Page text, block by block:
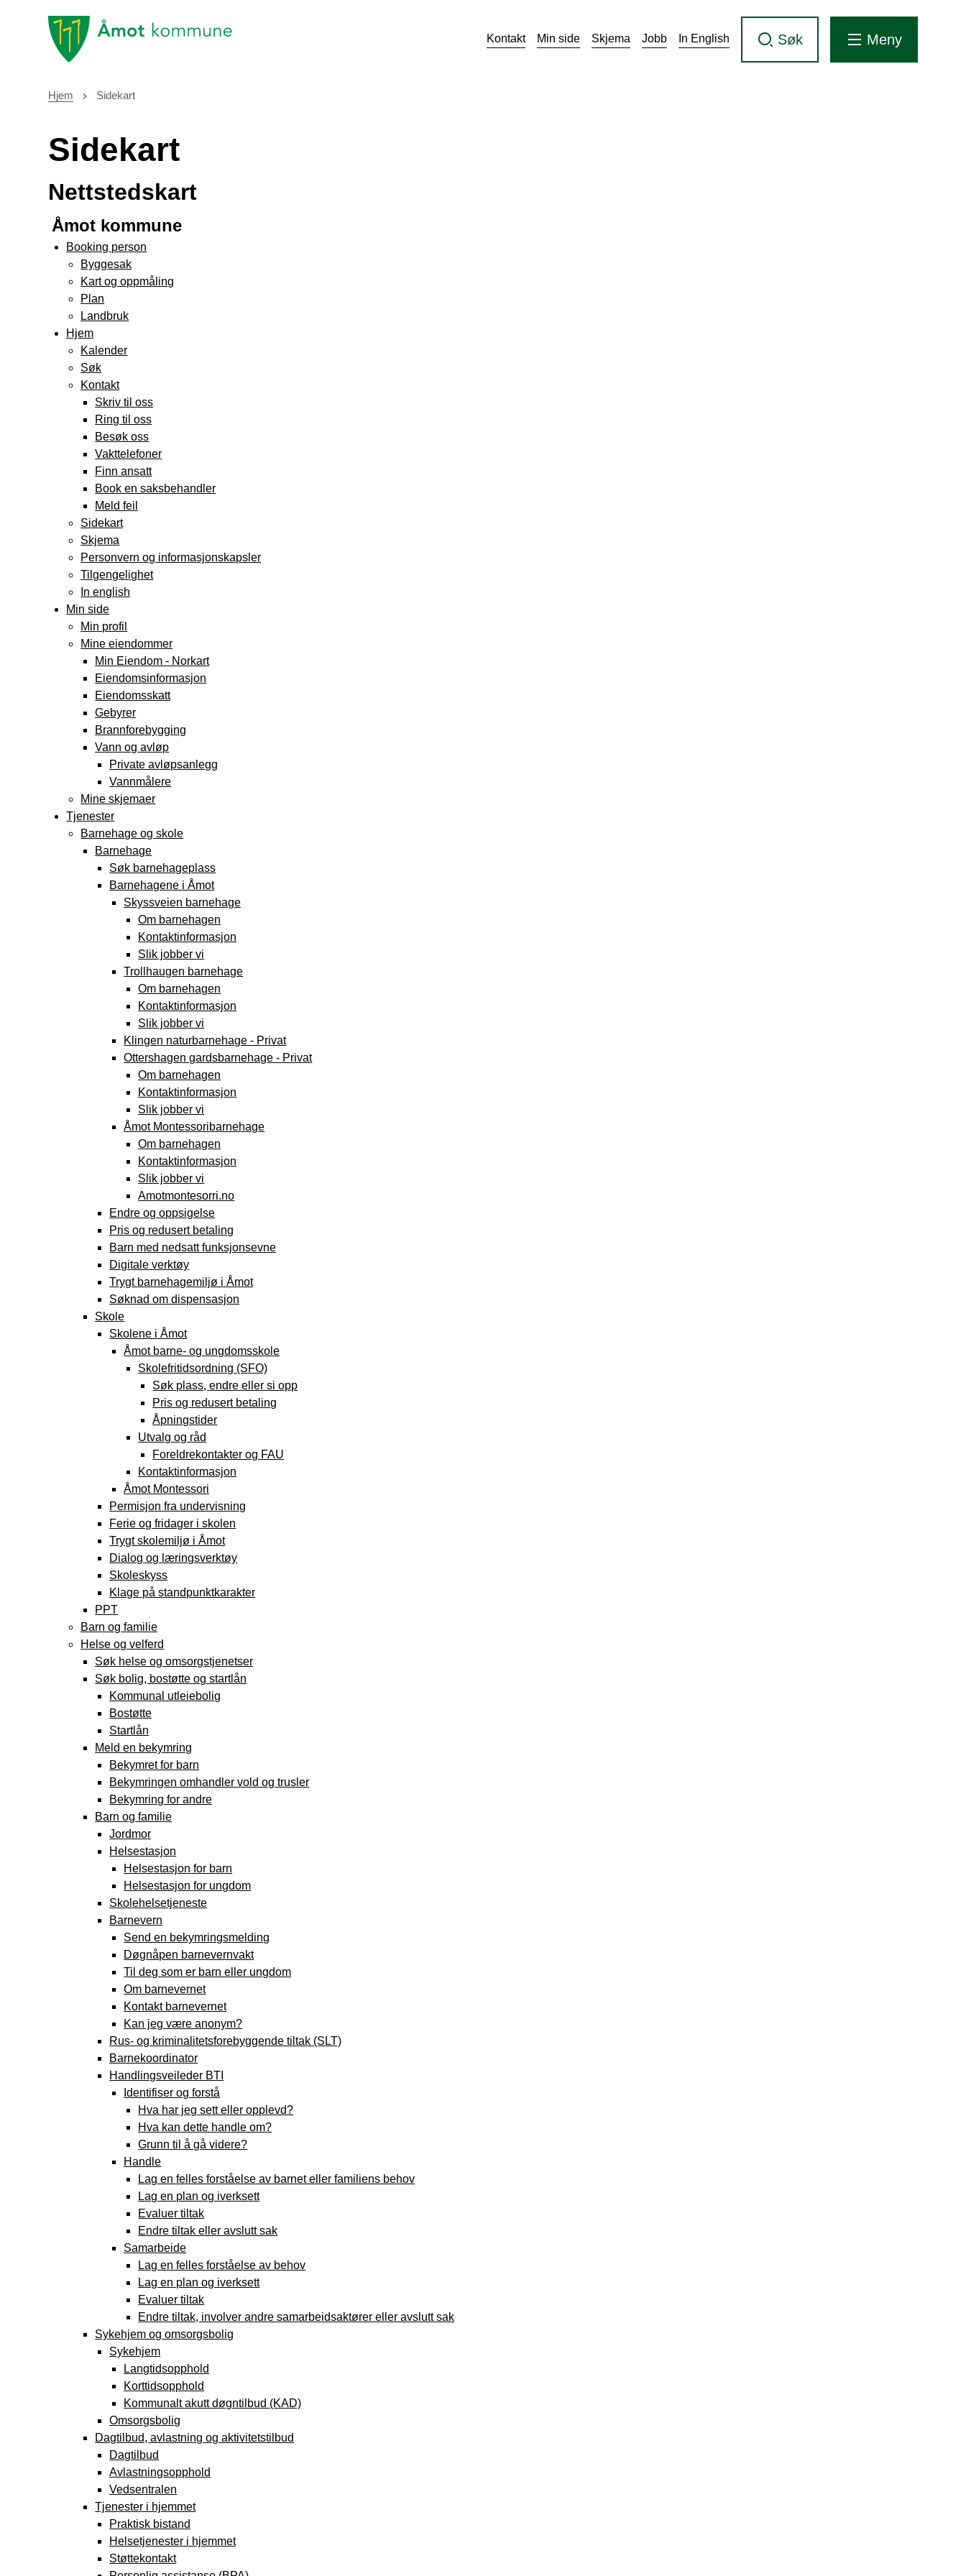
Åmot kommune
Kontakt
Min side Skjema Jobb In English Søk Meny
Du er her:
Hjem Sidekart
Sidekart
Nettstedskart
Åmot kommune
Booking person
Byggesak
Kart og oppmåling
Plan
Landbruk
Hjem
Kalender
Søk
Kontakt
Skriv til oss
Ring til oss
Besøk oss
Vakttelefoner
Finn ansatt
Book en saksbehandler
Meld feil
Sidekart
Skjema
Personvern og informasjonskapsler
Tilgengelighet
In english
Min side
Min profil
Mine eiendommer
Min Eiendom - Norkart
Eiendomsinformasjon
Eiendomsskatt
Gebyrer
Brannforebygging
Vann og avløp
Private avløpsanlegg
Vannmålere
Mine skjemaer
Tjenester
Barnehage og skole
Barnehage
Søk barnehageplass
Barnehagene i Åmot
Skyssveien barnehage
Om barnehagen
Kontaktinformasjon
Slik jobber vi
Trollhaugen barnehage
Om barnehagen
Kontaktinformasjon
Slik jobber vi
Klingen naturbarnehage - Privat
Ottershagen gardsbarnehage - Privat
Om barnehagen
Kontaktinformasjon
Slik jobber vi
Åmot Montessoribarnehage
Om barnehagen
Kontaktinformasjon
Slik jobber vi
Amotmontesorri.no
Endre og oppsigelse
Pris og redusert betaling
Barn med nedsatt funksjonsevne
Digitale verktøy
Trygt barnehagemiljø i Åmot
Søknad om dispensasjon
Skole
Skolene i Åmot
Åmot barne- og ungdomsskole
Skolefritidsordning (SFO)
Søk plass, endre eller si opp
Pris og redusert betaling
Åpningstider
Utvalg og råd
Foreldrekontakter og FAU
Kontaktinformasjon
Åmot Montessori
Permisjon fra undervisning
Ferie og fridager i skolen
Trygt skolemiljø i Åmot
Dialog og læringsverktøy
Skoleskyss
Klage på standpunktkarakter
PPT
Barn og familie
Helse og velferd
Søk helse og omsorgstjenetser
Søk bolig, bostøtte og startlån
Kommunal utleiebolig
Bostøtte
Startlån
Meld en bekymring
Bekymret for barn
Bekymringen omhandler vold og trusler
Bekymring for andre
Barn og familie
Jordmor
Helsestasjon
Helsestasjon for barn
Helsestasjon for ungdom
Skolehelsetjeneste
Barnevern
Send en bekymringsmelding
Døgnåpen barnevernvakt
Til deg som er barn eller ungdom
Om barnevernet
Kontakt barnevernet
Kan jeg være anonym?
Rus- og kriminalitetsforebyggende tiltak (SLT)
Barnekoordinator
Handlingsveileder BTI
Identifiser og forstå
Hva har jeg sett eller opplevd?
Hva kan dette handle om?
Grunn til å gå videre?
Handle
Lag en felles forståelse av barnet eller familiens behov
Lag en plan og iverksett
Evaluer tiltak
Endre tiltak eller avslutt sak
Samarbeide
Lag en felles forståelse av behov
Lag en plan og iverksett
Evaluer tiltak
Endre tiltak, involver andre samarbeidsaktører eller avslutt sak
Sykehjem og omsorgsbolig
Sykehjem
Langtidsopphold
Korttidsopphold
Kommunalt akutt døgntilbud (KAD)
Omsorgsbolig
Dagtilbud, avlastning og aktivitetstilbud
Dagtilbud
Avlastningsopphold
Vedsentralen
Tjenester i hjemmet
Praktisk bistand
Helsetjenester i hjemmet
Støttekontakt